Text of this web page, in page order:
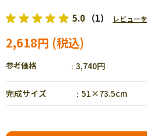
5.0 （1） レビュー
2,618円
参考価格 3,740円
完成サイズ 51×73.5cm